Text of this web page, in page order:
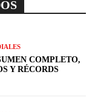
COMPLETO,
Y RÉCORDS